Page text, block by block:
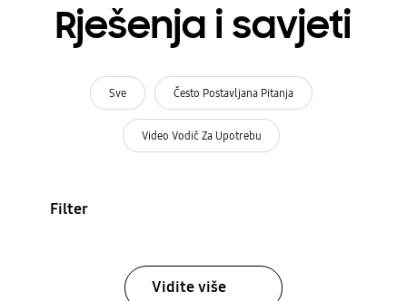
Rješenja i savjeti
Sve Često Postavljana Pitanja
Video Vodič Za Upotrebu
Filter
Vidite više